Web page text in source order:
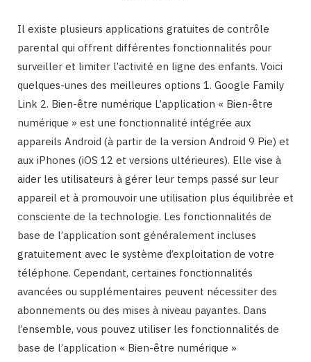
Il existe plusieurs applications gratuites de contrôle
parental qui offrent différentes fonctionnalités pour
surveiller et limiter l’activité en ligne des enfants. Voici
quelques-unes des meilleures options 1. Google Family
Link 2. Bien-être numérique L’application « Bien-être
numérique » est une fonctionnalité intégrée aux
appareils Android (à partir de la version Android 9 Pie) et
aux iPhones (iOS 12 et versions ultérieures). Elle vise à
aider les utilisateurs à gérer leur temps passé sur leur
appareil et à promouvoir une utilisation plus équilibrée et
consciente de la technologie. Les fonctionnalités de
base de l’application sont généralement incluses
gratuitement avec le système d’exploitation de votre
téléphone. Cependant, certaines fonctionnalités
avancées ou supplémentaires peuvent nécessiter des
abonnements ou des mises à niveau payantes. Dans
l’ensemble, vous pouvez utiliser les fonctionnalités de
base de l’application « Bien-être numérique »